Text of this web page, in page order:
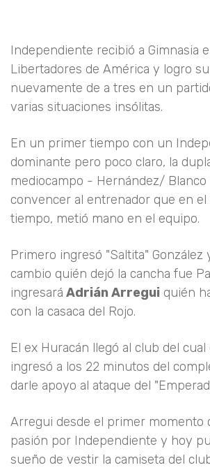
Independiente recibió a Gimnasia
Libertadores de América y logro
nuevamente de a tres en un
varias situaciones insólitas.
En un primer tiempo con un
dominante pero poco claro, la
mediocampo - Hernández/
convencer al entrenador que en el
tiempo, metió mano en el equipo.
Primero ingresó "Saltita" González
cambio quién dejó la cancha fue
ingresará Adrián Arregui quién
con la casaca del Rojo.
El ex Huracán llegó al club del
ingresó a los 22 minutos del
darle apoyo al ataque del
Arregui desde el primer momento
pasión por Independiente y hoy
sueño de vestir la camiseta del